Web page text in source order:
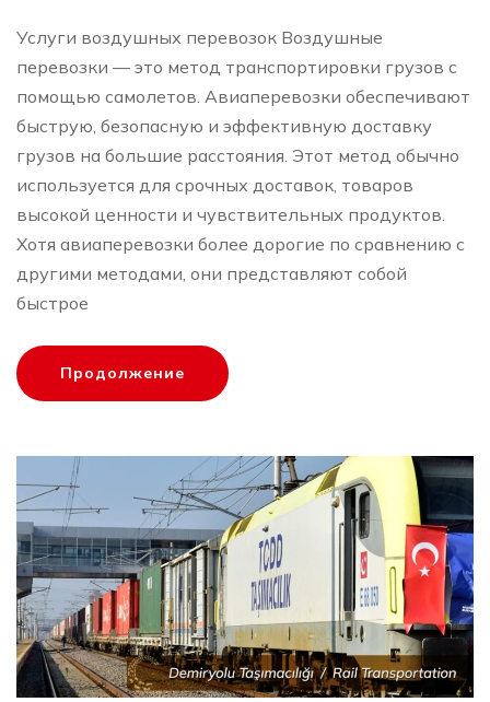
Услуги воздушных перевозок Воздушные
перевозки — это метод транспортировки грузов с
помощью самолетов. Авиаперевозки обеспечивают
быструю, безопасную и эффективную доставку
грузов на большие расстояния. Этот метод обычно
используется для срочных доставок, товаров
высокой ценности и чувствительных продуктов.
Хотя авиаперевозки более дорогие по сравнению с
другими методами, они представляют собой
быстрое
Продолжение